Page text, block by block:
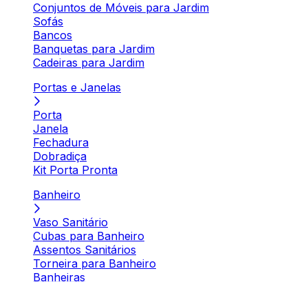
Conjuntos de Móveis para Jardim
Sofás
Bancos
Banquetas para Jardim
Cadeiras para Jardim
Portas e Janelas
Porta
Janela
Fechadura
Dobradiça
Kit Porta Pronta
Banheiro
Vaso Sanitário
Cubas para Banheiro
Assentos Sanitários
Torneira para Banheiro
Banheiras